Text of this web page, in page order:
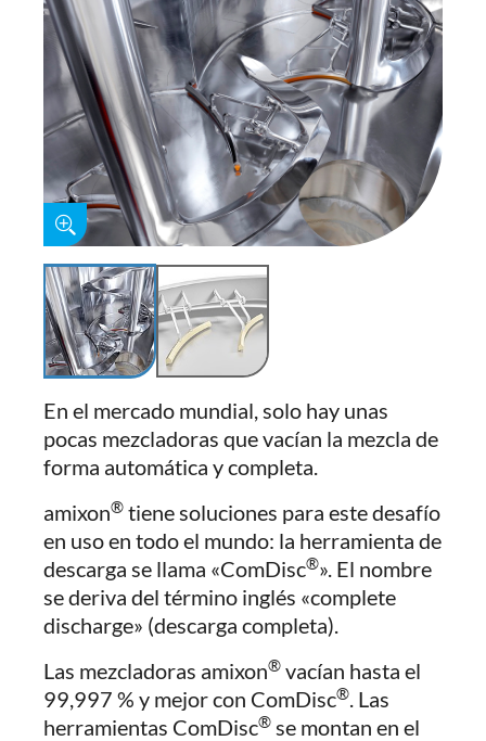
En el mercado mundial, solo hay unas
pocas mezcladoras que vacían la mezcla de
forma automática y completa.
amixon® tiene soluciones para este desafío
en uso en todo el mundo: la herramienta de
descarga se llama «ComDisc®». El nombre
se deriva del término inglés «complete
discharge» (descarga completa).
Las mezcladoras amixon® vacían hasta el
99,997 % y mejor con ComDisc®. Las
herramientas ComDisc® se montan en el